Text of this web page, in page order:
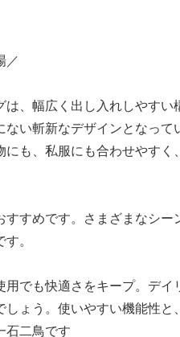
／
、幅広く出し入れしやすい
い斬新なデザインとなって
も、私服にも合わせやすく
すめです。さまざまなシー
。
でも快適さをキープ。デイ
ょう。使いやすい機能性と
石二鳥です